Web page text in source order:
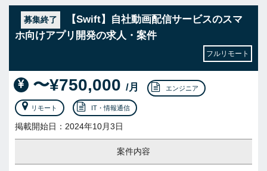
募集終了
【Swift】自社動画配信サービスのスマ
ホ向けアプリ開発の求人・案件
フルリモート
〜¥750,000 /月 エンジニア
リモート IT・情報通信
掲載開始日：2024年10月3日
案件内容